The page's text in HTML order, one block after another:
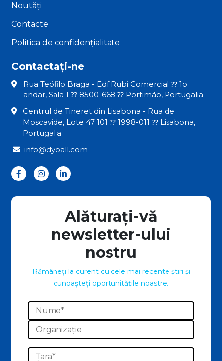
Noutăți
Contacte
Politica de confidențialitate
Contactați-ne
Rua Teófilo Braga - Edf Rubi Comercial ⁇ 1o
andar, Sala 1 ⁇ 8500-668 ⁇ Portimão, Portugalia
Centrul de Tineret din Lisabona - Rua de
Moscavide, Lote 47 101 ⁇ 1998-011 ⁇ Lisabona,
Portugalia
info@dypall.com
Alăturați-vă
newsletter-ului
nostru
Rămâneți la curent cu cele mai recente știri și
cunoașteți oportunitățile noastre.